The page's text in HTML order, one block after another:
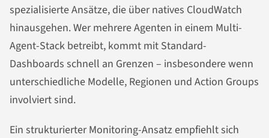
spezialisierte Ansätze, die über natives CloudWatch
hinausgehen. Wer mehrere Agenten in einem Multi-
Agent-Stack betreibt, kommt mit Standard-
Dashboards schnell an Grenzen – insbesondere wenn
unterschiedliche Modelle, Regionen und Action Groups
involviert sind.
Ein strukturierter Monitoring-Ansatz empfiehlt sich